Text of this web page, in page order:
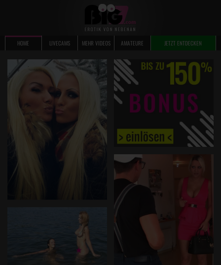
HOME LIVECAMS MEHR VIDEOS AMATEURE JETZT ENTDECKEN